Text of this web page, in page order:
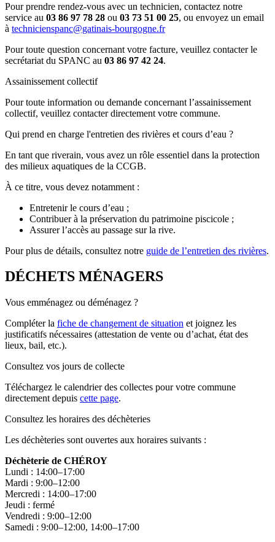
Pour prendre rendez-vous avec un technicien, contactez notre
service au 03 86 97 78 28 ou 03 73 51 00 25, ou envoyez un email
à technicienspanc@gatinais-bourgogne.fr
Pour toute question concernant votre facture, veuillez contacter le
secrétariat du SPANC au 03 86 97 42 24.
Assainissement collectif
Pour toute information ou demande concernant l’assainissement
collectif, veuillez contacter directement votre commune.
Qui prend en charge l'entretien des rivières et cours d’eau ?
En tant que riverain, vous avez un rôle essentiel dans la protection
des milieux aquatiques de la CCGB.
À ce titre, vous devez notamment :
Entretenir le cours d’eau ;
Contribuer à la préservation du patrimoine piscicole ;
Assurer l’accès au passage sur la rive.
Pour plus de détails, consultez notre guide de l’entretien des rivières.
DÉCHETS MÉNAGERS
Vous emménagez ou déménagez ?
Compléter la fiche de changement de situation et joignez les
justificatifs nécessaires (attestation de vente ou d’achat, état des
lieux, bail, etc.).
Consultez vos jours de collecte
Téléchargez le calendrier des collectes pour votre commune
directement depuis cette page.
Consultez les horaires des déchèteries
Les déchèteries sont ouvertes aux horaires suivants :
Déchèterie de CHÉROY
Lundi : 14:00–17:00
Mardi : 9:00–12:00
Mercredi : 14:00–17:00
Jeudi : fermé
Vendredi : 9:00–12:00
Samedi : 9:00–12:00, 14:00–17:00